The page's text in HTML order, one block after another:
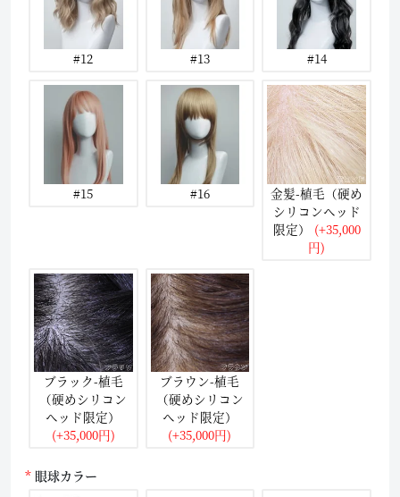
#12 #13 #14
#15 #16
金髪-植毛（硬め
シリコンヘッド
限定）
(+35,000
円)
ブラック-植毛
（硬めシリコン
ヘッド限定）
(+35,000円)
ブラウン-植毛
（硬めシリコン
ヘッド限定）
(+35,000円)
眼球カラー